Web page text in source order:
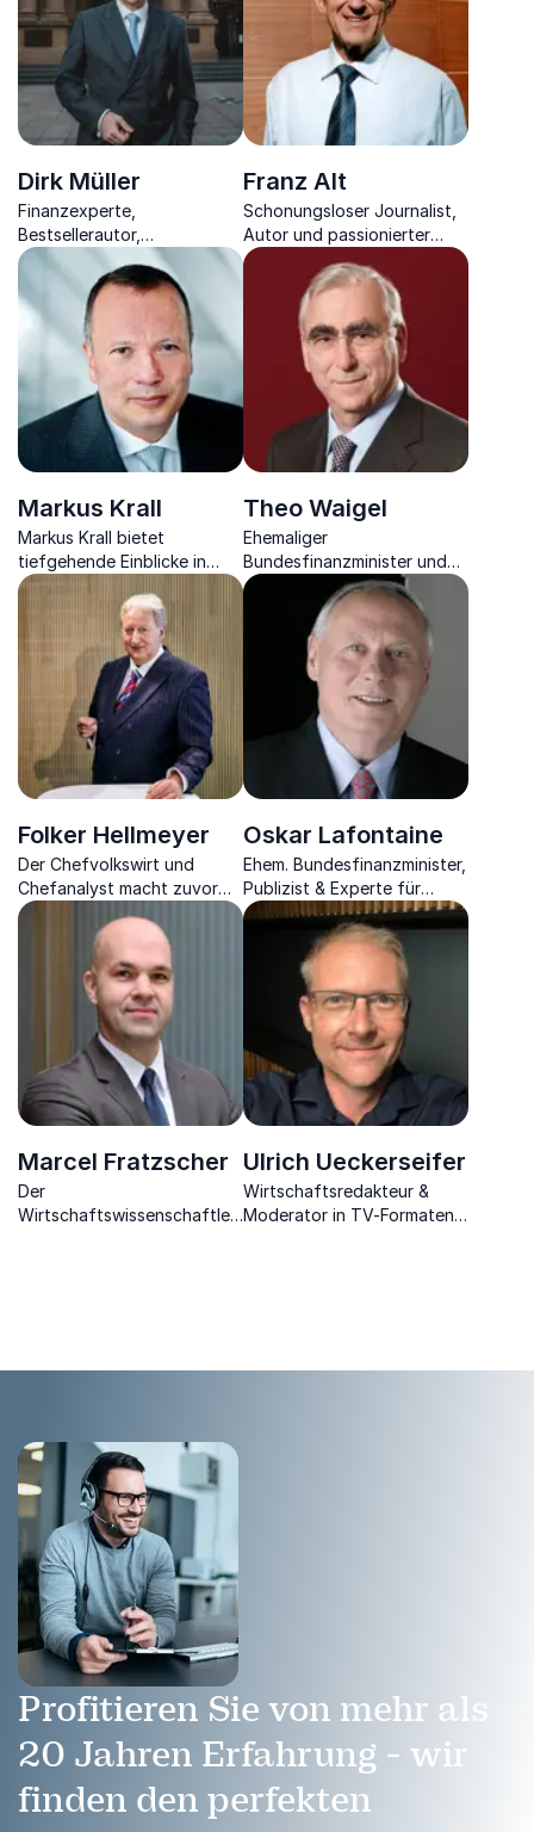
Dirk Müller
Finanzexperte,
Bestsellerautor,
Politikberater und
Dolmetscher zwischen dem
Börsenmarkt und den
Menschen außerhalb.
Franz Alt
Schonungsloser Journalist,
Autor und passionierter
Berater zieht Sie in den
Bann des Wandels von Klima
und Umwelt.
Markus Krall
Markus Krall bietet
tiefgehende Einblicke in
Finanzmärkte, Geldpolitik
und wirtschaftliche Risiken –
praxisnah, kritisch und
fundiert
Theo Waigel
Ehemaliger
Bundesfinanzminister und
Namensgeber des Euros
gewährt einen interessanten
Blick hinter die Fassaden
Europas und dessen
Finanzpolitik.
Folker Hellmeyer
Der Chefvolkswirt und
Chefanalyst macht zuvor
komplex erscheinende
Vorgänge der Aktien- und
Finanzwelt greifbar.
Oskar Lafontaine
Ehem. Bundesfinanzminister,
Publizist & Experte für
globale, wirtschaftliche,
gesellschaftliche und
politische Fragen.
Marcel Fratzscher
Der
Wirtschaftswissenschaftler
Ulrich Ueckerseifer
Wirtschaftsredakteur &
Moderator in TV-Formaten,
Profitieren Sie von mehr als
20 Jahren Erfahrung - wir
finden den perfekten